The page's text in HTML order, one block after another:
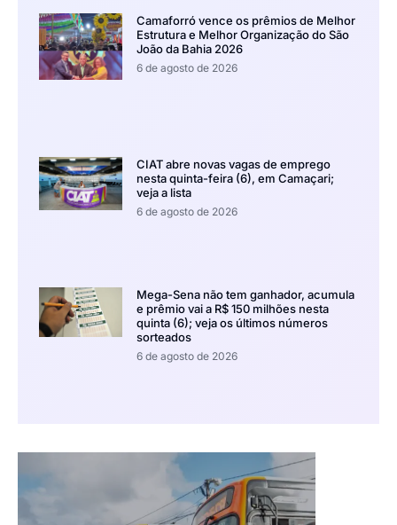
Camaforró vence os prêmios de Melhor
Estrutura e Melhor Organização do São
João da Bahia 2026
6 de agosto de 2026
CIAT abre novas vagas de emprego
nesta quinta-feira (6), em Camaçari;
veja a lista
6 de agosto de 2026
Mega-Sena não tem ganhador, acumula
e prêmio vai a R$ 150 milhões nesta
quinta (6); veja os últimos números
sorteados
6 de agosto de 2026